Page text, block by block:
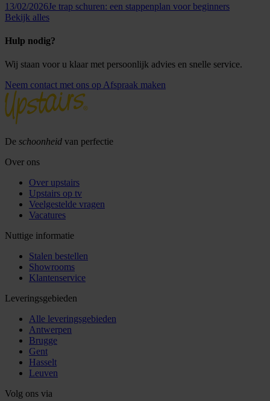
13/02/2026Je trap schuren: een stappenplan voor beginners
Bekijk alles
Hulp nodig?
Wij staan voor u klaar met persoonlijk advies en snelle service.
Neem contact met ons op Afspraak maken
De schoonheid van perfectie
Over ons
Over upstairs
Upstairs op tv
Veelgestelde vragen
Vacatures
Nuttige informatie
Stalen bestellen
Showrooms
Klantenservice
Leveringsgebieden
Alle leveringsgebieden
Antwerpen
Brugge
Gent
Hasselt
Leuven
Volg ons via